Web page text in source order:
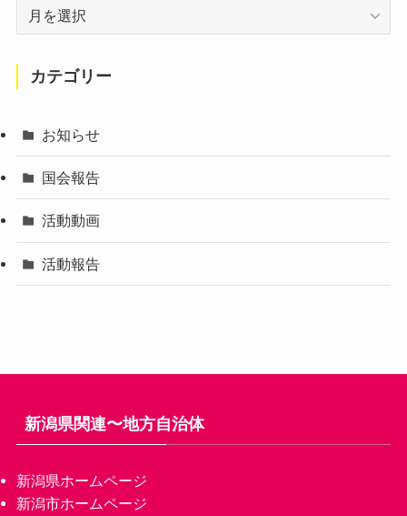
カテゴリー
お知らせ
国会報告
活動動画
活動報告
新潟県関連〜地方自治体
新潟県ホームページ
新潟市ホームページ